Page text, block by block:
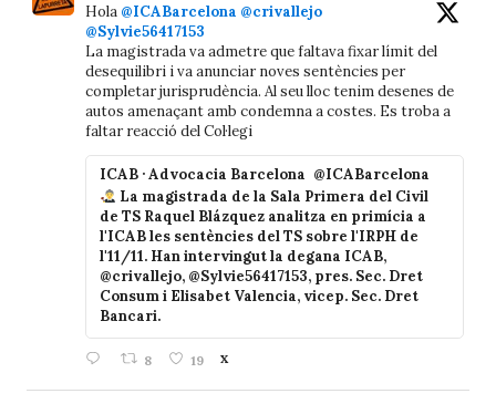
Hola @ICABarcelona @crivallejo
@Sylvie56417153
La magistrada va admetre que faltava fixar límit del
desequilibri i va anunciar noves sentències per
completar jurisprudència. Al seu lloc tenim desenes de
autos amenaçant amb condemna a costes. Es troba a
faltar reacció del Col·legi
ICAB · Advocacia Barcelona @ICABarcelona
La magistrada de la Sala Primera del Civil
de TS Raquel Blázquez analitza en primícia a
l'ICAB les sentències del TS sobre l'IRPH de
l'11/11. Han intervingut la degana ICAB,
@crivallejo, @Sylvie56417153, pres. Sec. Dret
Consum i Elisabet Valencia, vicep. Sec. Dret
Bancari.
8 19 X